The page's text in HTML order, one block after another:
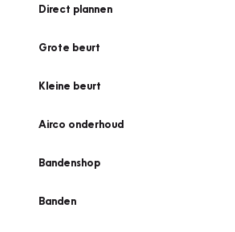
Direct plannen
Grote beurt
Kleine beurt
Airco onderhoud
Bandenshop
Banden